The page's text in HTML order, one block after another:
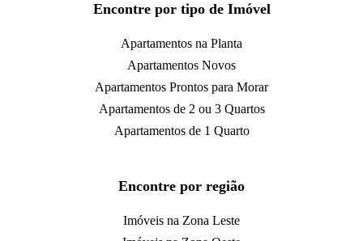
Encontre por tipo de Imóvel
Apartamentos na Planta
Apartamentos Novos
Apartamentos Prontos para Morar
Apartamentos de 2 ou 3 Quartos
Apartamentos de 1 Quarto
Encontre por região
Imóveis na Zona Leste